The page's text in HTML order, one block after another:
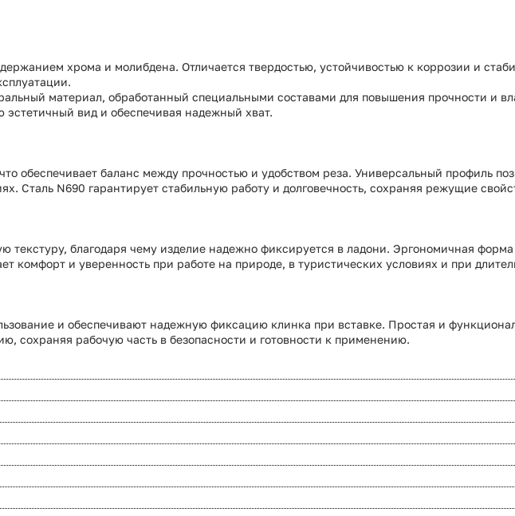
хрома и молибдена. Отличается твердостью, устойчивостью к коррозии и
материал, обработанный специальными составами для повышения прочности и
вид и обеспечивая надежный хват.
обеспечивает баланс между прочностью и удобством реза. Универсальный профиль
Сталь N690 гарантирует стабильную работу и долговечность, сохраняя режущие
текстуру, благодаря чему изделие надежно фиксируется в ладони. Эргономичная
комфорт и уверенность при работе на природе, в туристических условиях и при
и обеспечивают надежную фиксацию клинка при вставке. Простая и
сохраняя рабочую часть в безопасности и готовности к применению.